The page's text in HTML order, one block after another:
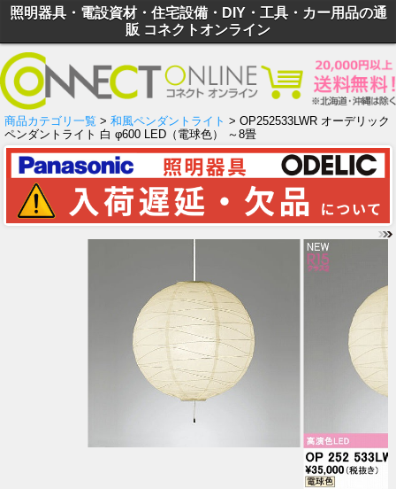
照明器具・電設資材・住宅設備・DIY・工具・カー用品の通
販 コネクトオンライン
商品カテゴリ一覧 > 和風ペンダントライト > OP252533LWR オーデリック
ペンダントライト 白 φ600 LED（電球色） ～8畳